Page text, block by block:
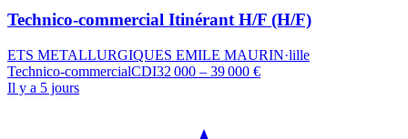
Technico-commercial Itinérant H/F (H/F)
ETS METALLURGIQUES EMILE MAURIN·lille
Technico-commercialCDI32 000 – 39 000 €
Il y a 5 jours